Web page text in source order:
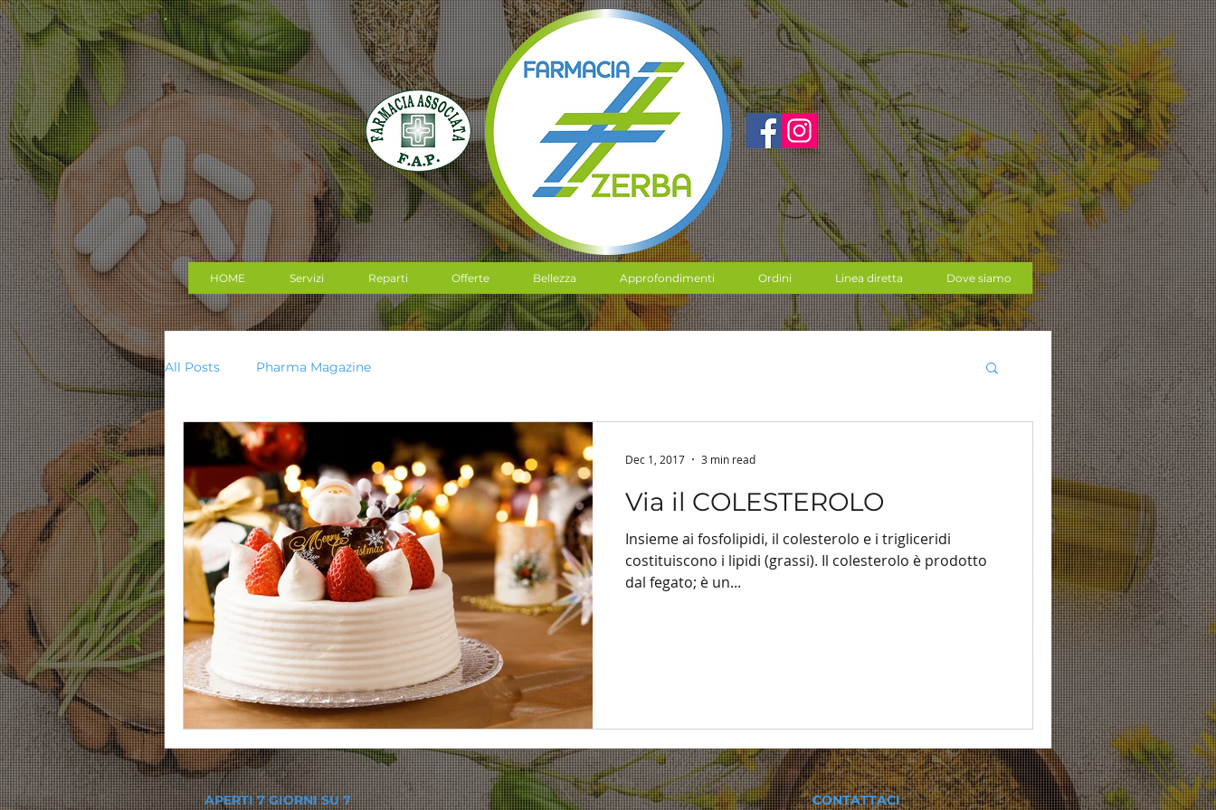
HOME Servizi Reparti Offerte Bellezza Approfondimenti Ordini Linea diretta Dove siamo
All Posts Pharma Magazine
Via il COLESTEROLO
Insieme ai fosfolipidi, il colesterolo e i trigliceridi
costituiscono i lipidi (grassi). Il colesterolo è prodotto
dal fegato; è un...
Dec 1, 2017 3 min read
APERTI 7 GIORNI SU 7 CONTATTACI